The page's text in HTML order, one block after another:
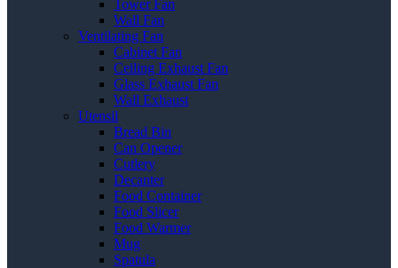
Tower Fan
Wall Fan
Ventilating Fan
Cabinet Fan
Ceiling Exhaust Fan
Glass Exhaust Fan
Wall Exhaust
Utensil
Bread Bin
Can Opener
Cutlery
Decanter
Food Container
Food Slicer
Food Warmer
Mug
Spatula